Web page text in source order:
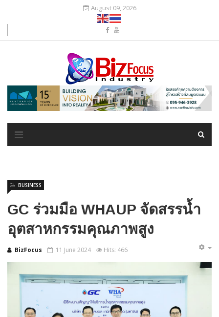
August 09, 2026
GC ร่วมมือ WHAUP จัดสรรน้ำ
อุตสาหกรรมคุณภาพสูง
BizFocus
BUSINESS
11 June 2024 Hits: 466